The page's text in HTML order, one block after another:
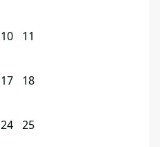
10 11
17 18
24 25